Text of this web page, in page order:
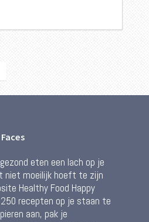
eten een lach op je
niet moeilijk hoeft te zijn
Healthy Food Happy
recepten op je staan te
aan, pak je